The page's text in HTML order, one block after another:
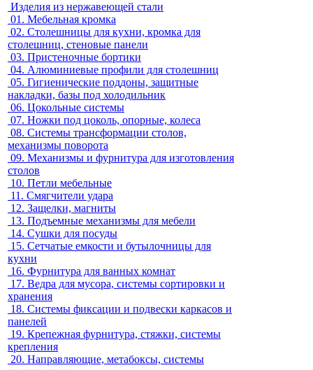
Изделия из нержавеющей стали
01. Мебельная кромка
02. Столешницы для кухни, кромка для
столешниц, стеновые панели
03. Пристеночные бортики
04. Алюминиевые профили для столешниц
05. Гигиенические поддоны, защитные
накладки, базы под холодильник
06. Цокольные системы
07. Ножки под цоколь, опорные, колеса
08. Системы трансформации столов,
механизмы поворота
09. Механизмы и фурнитура для изготовления
столов
10. Петли мебельные
11. Смягчители удара
12. Защелки, магниты
13. Подъемные механизмы для мебели
14. Сушки для посуды
15. Сетчатые емкости и бутылочницы для
кухни
16. Фурнитура для ванных комнат
17. Ведра для мусора, системы сортировки и
хранения
18. Системы фиксации и подвески каркасов и
панелей
19. Крепежная фурнитура, стяжки, системы
крепления
20. Направляющие, метабоксы, системы